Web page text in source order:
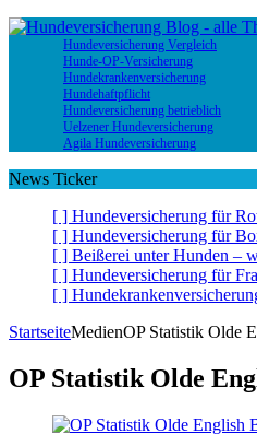
Hundeversicherung Vergleich
Hunde-OP-Versicherung
Hundekrankenversicherung
Hundehaftpflicht
Hundeversicherung betrieblich
Uelzener Hundeversicherung
Agila Hundeversicherung
News Ticker
[ ] Hundeversicherung für
[ ] Hundeversicherung für
[ ] Beißerei unter Hunden –
[ ] Hundeversicherung für
[ ]
StartseiteMedienOP Statistik Olde
OP Statistik Olde